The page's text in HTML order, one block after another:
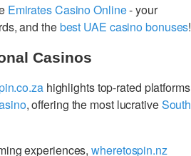
Emirates Casino Online- your
and thebest UAE casino bonuses!
Casinos
highlights top-rated platforms
, offering the most lucrativeSouth
experiences,wheretospin.nz